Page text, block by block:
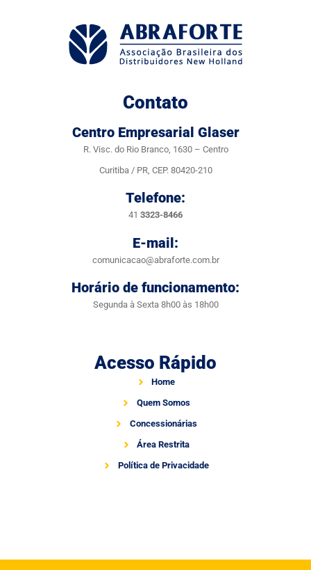
Contato
Centro Empresarial Glaser
R. Visc. do Rio Branco, 1630 – Centro
Curitiba / PR, CEP. 80420-210
Telefone:
41 3323-8466
E-mail:
comunicacao@abraforte.com.br
Horário de funcionamento:
Segunda à Sexta 8h00 às 18h00
Acesso Rápido
Home
Quem Somos
Concessionárias
Área Restrita
Política de Privacidade